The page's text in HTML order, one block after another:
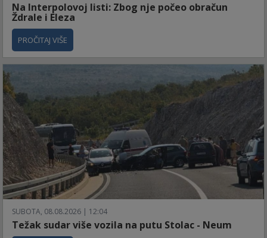
Na Interpolovoj listi: Zbog nje počeo obračun
Ždrale i Eleza
PROČITAJ VIŠE
SUBOTA, 08.08.2026 | 12:04
Težak sudar više vozila na putu Stolac - Neum